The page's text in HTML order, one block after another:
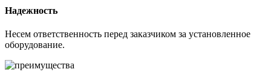
Надежность
Несем ответственность перед заказчиком за установленное
оборудование.